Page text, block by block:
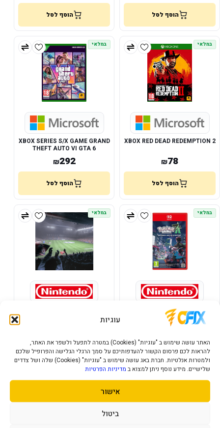
עוגיות
האתר עושה שימוש ב "עוגיות" (Cookies) במטרה לתפעל ולשפר את האתר,
להראות לכם פרסום הקשור להעדפותיכם על סמך הרגלי הגלישה והפרופיל שלכם
ולמטרות אנלטיות. חברת באג עושה שימוש ב "עוגיות" (Cookies) שלה ושל צדדים
שלישיים. מידע נוסף ניתן למצוא ב מדיניות הפרטיות
אישור
ביטול
הוסף לסל הוסף לסל
במלאי
XBOX RED DEAD REDEMPTION 2
₪78
הוסף לסל
במלאי
XBOX SERIES S/X GAME GRAND
THEFT AUTO VI GTA 6
₪292
הוסף לסל
במלאי
NINTENDO SWITCH 2
POKEMON LEGENDS Z-A
163
הוסף לסל
במלאי
הוסף לסל
במלאי במלאי